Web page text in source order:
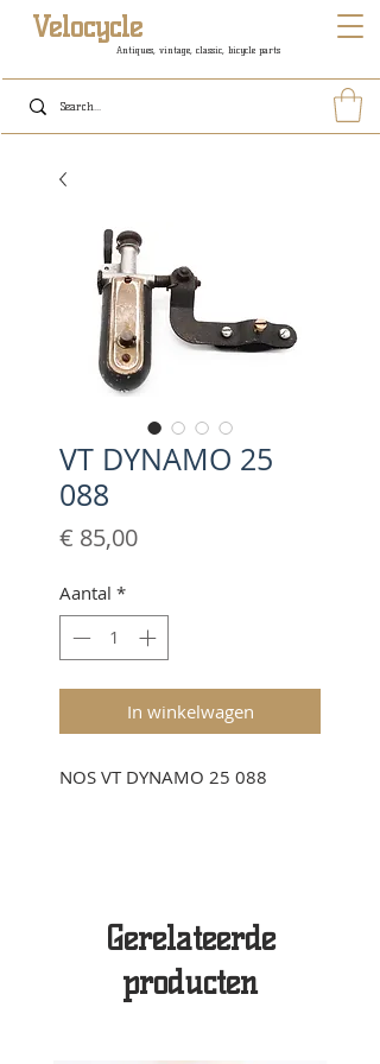
Antiques, vintage, classic, bicycle parts
Velocycle
VT DYNAMO 25
088
€ 85,00Prijs
Aantal *
In winkelwagen
NOS VT DYNAMO 25 088
Gerelateerde
producten